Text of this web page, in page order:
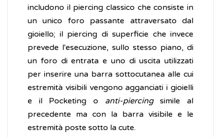
includono il piercing classico che consiste in
un unico foro passante attraversato dal
gioiello; il piercing di superficie che invece
prevede l'esecuzione, sullo stesso piano, di
un foro di entrata e uno di uscita utilizzati
per inserire una barra sottocutanea alle cui
estremità visibili vengono agganciati i gioielli
e il Pocketing o anti-piercingsimile al
precedente ma con la barra visibile e le
estremità poste sotto la cute.